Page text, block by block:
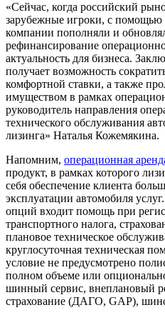
«Сейчас, когда российский
зарубежные игроки, с помощью
компании пополняли и
рефинансирование
актуальность для бизнеса.
получает возможность
комфортной ставки, а также
имуществом в рамках
руководитель направления
технического обслуживания
лизинга» Наталья Кожемякина.
Напомним, операционная
продукт, в рамках которого
себя обеспечение клиента
эксплуатации автомобиля
опций входит помощь при
транспортного налога,
плановое техническое
круглосуточная техническая
условие не предусмотрено
полном объеме или
шинный сервис, внеплановый
страхование (ДАГО, GAP),